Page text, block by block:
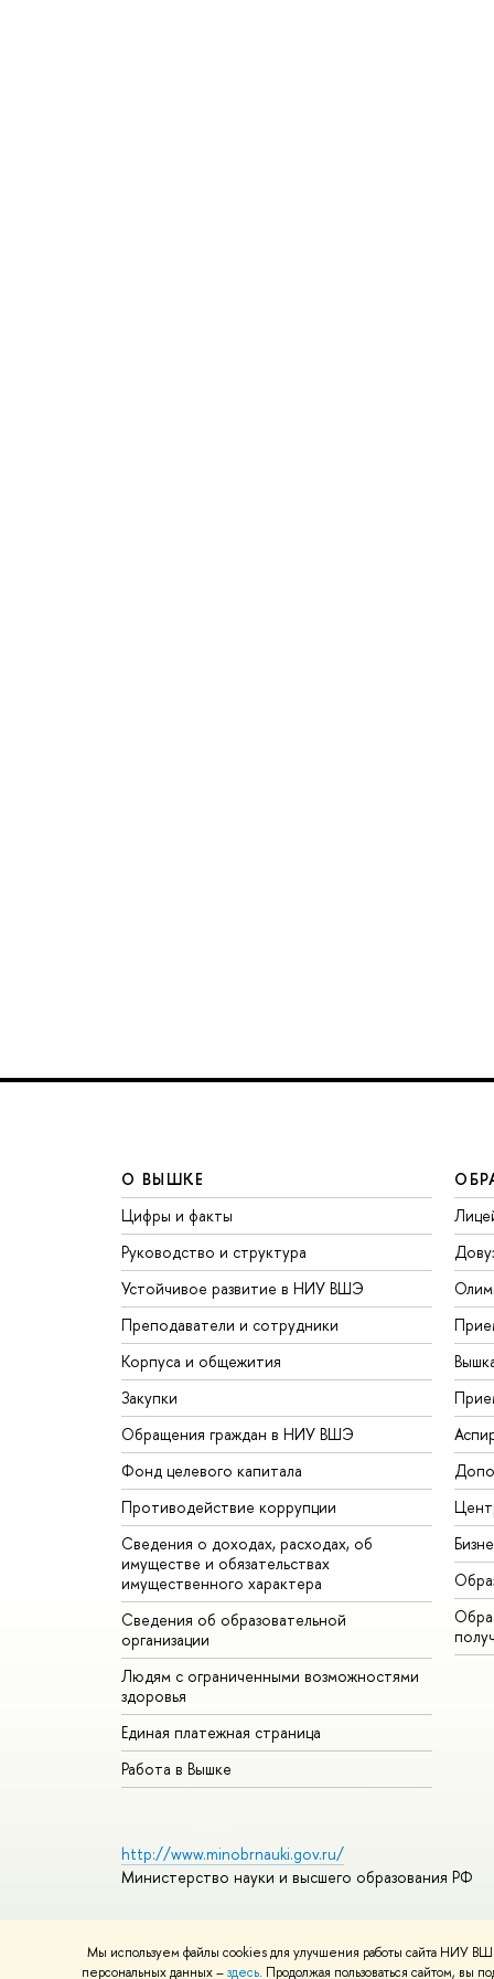
Мы используем файлы cookies для улучшения работы сайта НИУ
персональных данных –здесь. Продолжая пользоваться сайтом, вы
О ВЫШКЕ
Цифры и факты
Руководство и структура
Устойчивое развитие в НИУ ВШЭ
Преподаватели и сотрудники
Корпуса и общежития
Закупки
Обращения граждан в НИУ ВШЭ
Фонд целевого капитала
Противодействие коррупции
Сведения о доходах, расходах, об
имуществе и обязательствах
имущественного характера
Сведения об образовательной
организации
Людям с ограниченными возможностями
здоровья
Единая платежная страница
Работа в Вышке
http://www.minobrnauki.gov.ru/
Министерство науки и высшего образования РФ
© НИУ ВШЭ 1993–2026 Адреса и контакты Условия